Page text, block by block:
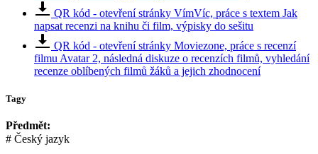
QR kód - otevření stránky VímVíc, práce s textem Jak
napsat recenzi na knihu či film, výpisky do sešitu
QR kód - otevření stránky Moviezone, práce s recenzí
filmu Avatar 2, následná diskuze o recenzích filmů, vyhledání
recenze oblíbených filmů žáků a jejich zhodnocení
Tagy
Předmět:
Český jazyk